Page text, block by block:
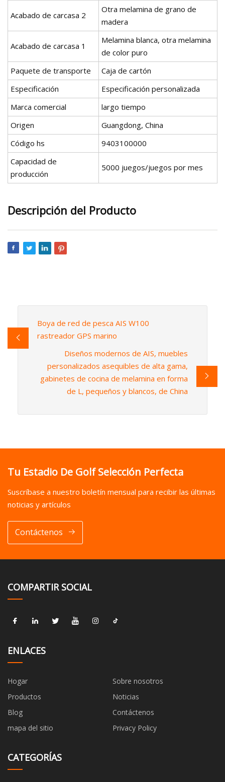
Acabado de carcasa 2
Otra melamina de grano de
madera
Acabado de carcasa 1
Melamina blanca, otra melamina
de color puro
Paquete de transporte
Caja de cartón
Especificación
Especificación personalizada
Marca comercial
largo tiempo
Origen
Guangdong, China
Código hs
9403100000
Capacidad de
producción
5000 juegos/juegos por mes
Descripción del Producto
Boya de red de pesca AIS W100
rastreador GPS marino
Diseños modernos de AIS, muebles
personalizados asequibles de alta gama,
gabinetes de cocina de melamina en forma
de L, pequeños y blancos, de China
Tu Estadio De Golf Selección Perfecta
Suscríbase a nuestro boletín mensual para recibir las últimas
noticias y artículos
Contáctenos
COMPARTIR SOCIAL
ENLACES
Hogar
Sobre nosotros
Productos
Noticias
Blog
Contáctenos
mapa del sitio
Privacy Policy
CATEGORÍAS